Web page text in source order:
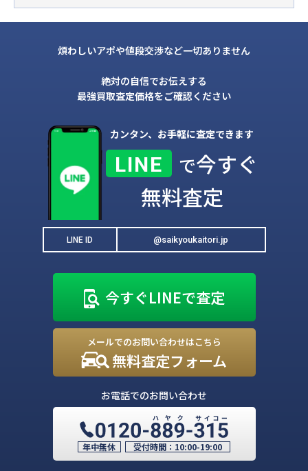
煩わしいアポや値段交渉など一切ありません
絶対の自信でお伝えする
最強買取査定価格をご確認ください
カンタン、お手軽に査定できます
LINE で今すぐ
無料査定
LINE ID @saikyoukaitori.jp
今すぐLINEで査定
メールでのお問い合わせはこちら
無料査定フォーム
お電話でのお問い合わせ
年中無休 受付時間： 10:00-19:00